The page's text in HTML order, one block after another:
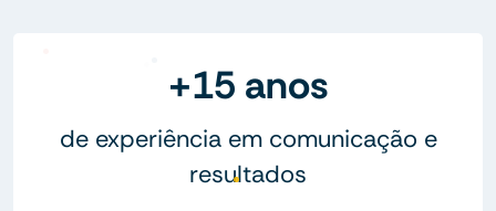
+15 anos
de experiência em comunicação e
resultados